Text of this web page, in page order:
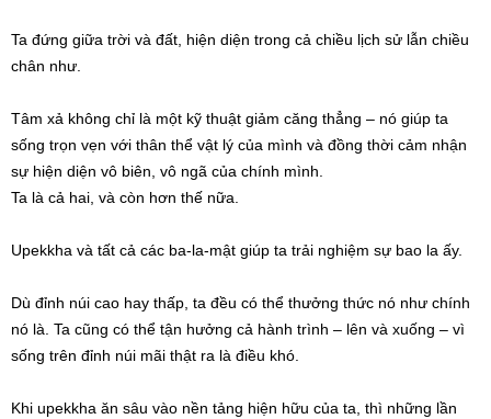
Ta đứng giữa trời và đất, hiện diện trong cả chiều lịch sử lẫn chiều
chân như.
Tâm xả không chỉ là một kỹ thuật giảm căng thẳng – nó giúp ta
sống trọn vẹn với thân thể vật lý của mình và đồng thời cảm nhận
sự hiện diện vô biên, vô ngã của chính mình.
Ta là cả hai, và còn hơn thế nữa.
Upekkha và tất cả các ba-la-mật giúp ta trải nghiệm sự bao la ấy.
Dù đỉnh núi cao hay thấp, ta đều có thể thưởng thức nó như chính
nó là. Ta cũng có thể tận hưởng cả hành trình – lên và xuống – vì
sống trên đỉnh núi mãi thật ra là điều khó.
Khi upekkha ăn sâu vào nền tảng hiện hữu của ta, thì những lần